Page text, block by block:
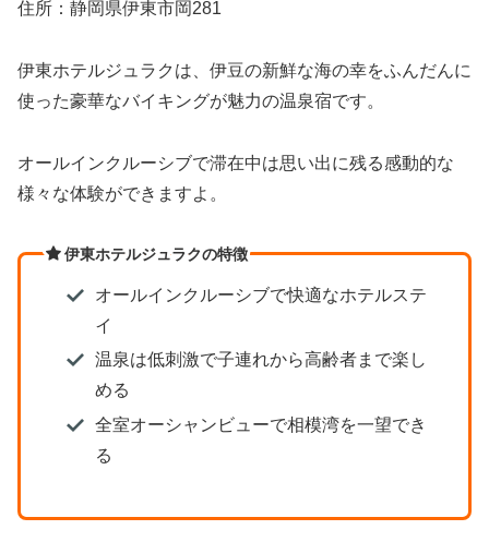
住所：静岡県伊東市岡281
伊東ホテルジュラクは、伊豆の新鮮な海の幸をふんだんに
使った豪華なバイキングが魅力の温泉宿です。
オールインクルーシブで滞在中は思い出に残る感動的な
様々な体験ができますよ。
伊東ホテルジュラクの特徴
オールインクルーシブで快適なホテルステ
イ
温泉は低刺激で子連れから高齢者まで楽し
める
全室オーシャンビューで相模湾を一望でき
る